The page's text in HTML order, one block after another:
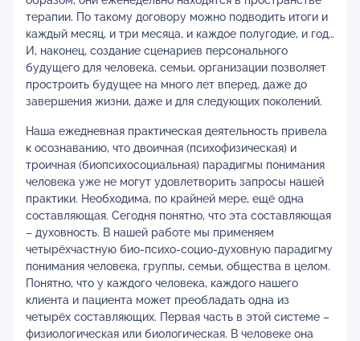
терапии. По такому договору можно подводить итоги и
каждый месяц, и три месяца, и каждое полугодие, и год…
И, наконец, создание сценариев персонального
будущего для человека, семьи, организации позволяет
простроить будущее на много лет вперед, даже до
завершения жизни, даже и для следующих поколений.
Наша ежедневная практическая деятельность привела
к осознаванию, что двоичная (психофизическая) и
троичная (биопсихосоциальная) парадигмы понимания
человека уже не могут удовлетворить запросы нашей
практики. Необходима, по крайней мере, ещё одна
составляющая. Сегодня понятно, что эта составляющая
– духовность. В нашей работе мы применяем
четырёхчастную био-психо-социо-духовную парадигму
понимания человека, группы, семьи, общества в целом.
Понятно, что у каждого человека, каждого нашего
клиента и пациента может преобладать одна из
четырёх составляющих. Первая часть в этой системе –
физиологическая или биологическая. В человеке она